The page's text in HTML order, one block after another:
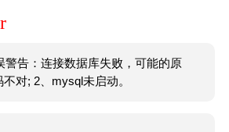
警告：连接数据库失败，可能的原
对; 2、mysql未启动。